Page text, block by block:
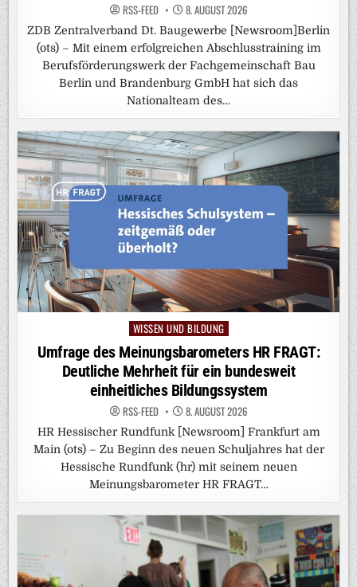
RSS-FEED 8. AUGUST 2026
ZDB Zentralverband Dt. Baugewerbe [Newsroom]Berlin
(ots) – Mit einem erfolgreichen Abschlusstraining im
Berufsförderungswerk der Fachgemeinschaft Bau
Berlin und Brandenburg GmbH hat sich das
Nationalteam des…
Posted
in
WISSEN UND BILDUNG
Umfrage des Meinungsbarometers HR FRAGT:
Deutliche Mehrheit für ein bundesweit
einheitliches Bildungssystem
RSS-FEED 8. AUGUST 2026
HR Hessischer Rundfunk [Newsroom] Frankfurt am
Main (ots) – Zu Beginn des neuen Schuljahres hat der
Hessische Rundfunk (hr) mit seinem neuen
Meinungsbarometer HR FRAGT…